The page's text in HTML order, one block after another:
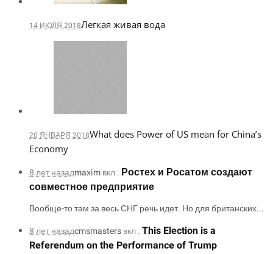
14 ИЮЛЯ 2018Легкая живая вода
20 ЯНВАРЯ 2018What does Power of US mean for China’s
Economy
8 лет назадmaximвкл . Ростех и Росатом создают
совместное предприятие
Вообще-то там за весь СНГ речь идет. Но для британских...
8 лет назадcmsmastersвкл .This Election is a
Referendum on the Performance of Trump